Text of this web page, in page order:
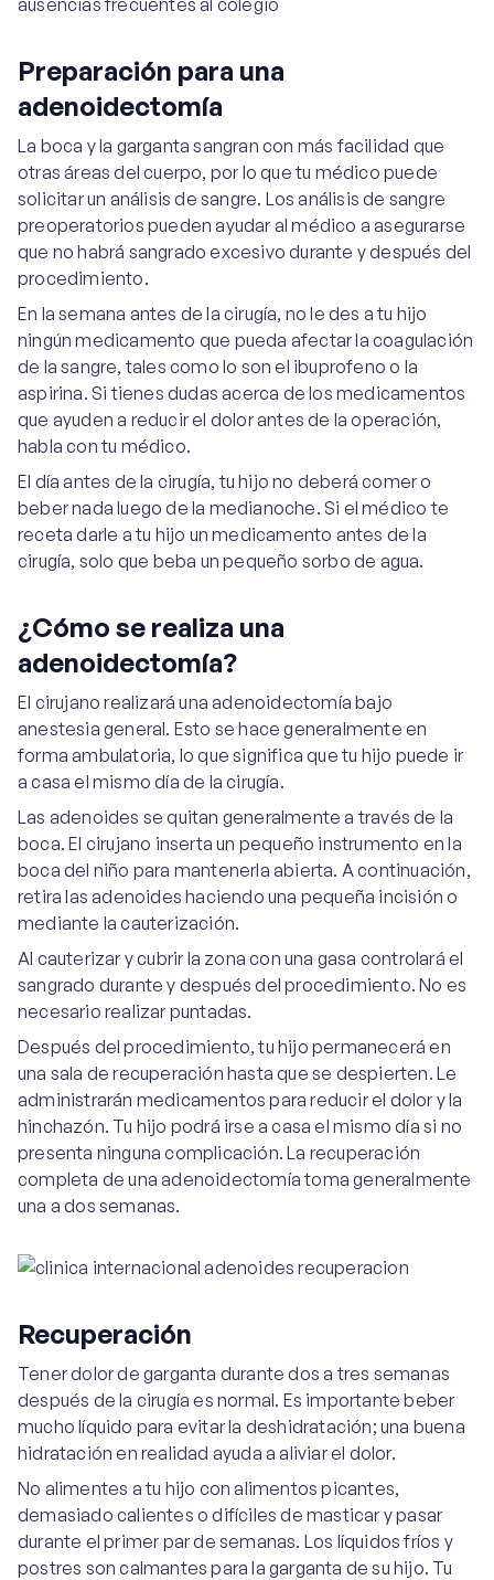
ausencias frecuentes al colegio
Preparación para una
adenoidectomía
La boca y la garganta sangran con más facilidad que
otras áreas del cuerpo, por lo que tu médico puede
solicitar un análisis de sangre. Los análisis de sangre
preoperatorios pueden ayudar al médico a asegurarse
que no habrá sangrado excesivo durante y después del
procedimiento.
En la semana antes de la cirugía, no le des a tu hijo
ningún medicamento que pueda afectar la coagulación
de la sangre, tales como lo son el ibuprofeno o la
aspirina. Si tienes dudas acerca de los medicamentos
que ayuden a reducir el dolor antes de la operación,
habla con tu médico.
El día antes de la cirugía, tu hijo no deberá comer o
beber nada luego de la medianoche. Si el médico te
receta darle a tu hijo un medicamento antes de la
cirugía, solo que beba un pequeño sorbo de agua.
¿Cómo se realiza una
adenoidectomía?
El cirujano realizará una adenoidectomía bajo
anestesia general. Esto se hace generalmente en
forma ambulatoria, lo que significa que tu hijo puede ir
a casa el mismo día de la cirugía.
Las adenoides se quitan generalmente a través de la
boca. El cirujano inserta un pequeño instrumento en la
boca del niño para mantenerla abierta. A continuación,
retira las adenoides haciendo una pequeña incisión o
mediante la cauterización.
Al cauterizar y cubrir la zona con una gasa controlará el
sangrado durante y después del procedimiento. No es
necesario realizar puntadas.
Después del procedimiento, tu hijo permanecerá en
una sala de recuperación hasta que se despierten. Le
administrarán medicamentos para reducir el dolor y la
hinchazón. Tu hijo podrá irse a casa el mismo día si no
presenta ninguna complicación. La recuperación
completa de una adenoidectomía toma generalmente
una a dos semanas.
Recuperación
Tener dolor de garganta durante dos a tres semanas
después de la cirugía es normal. Es importante beber
mucho líquido para evitar la deshidratación; una buena
hidratación en realidad ayuda a aliviar el dolor.
No alimentes a tu hijo con alimentos picantes,
demasiado calientes o difíciles de masticar y pasar
durante el primer par de semanas. Los líquidos fríos y
postres son calmantes para la garganta de su hijo. Tu